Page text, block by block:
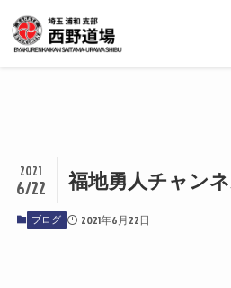
福地勇人チャン
2021
6/22
ブログ 2021年6月22日